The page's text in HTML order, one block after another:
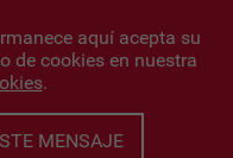
· CUIT: 30710438486 |
datos personales
y conPolíticas de
aquí acepta su
de cookies en nuestra
.
MENSAJE